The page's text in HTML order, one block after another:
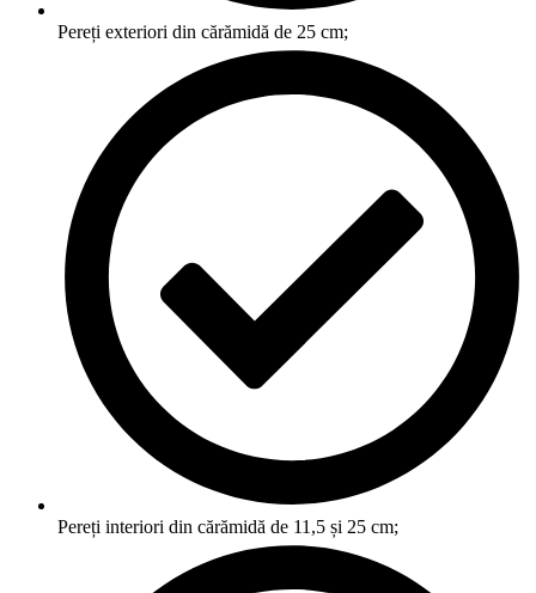
Pereți exteriori din cărămidă de 25 cm;
Pereți interiori din cărămidă de 11,5 și 25 cm;